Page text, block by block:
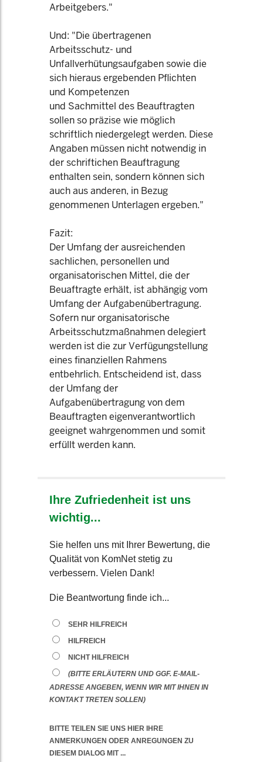
Arbeitgebers."
Und: "Die übertragenen
Arbeitsschutz- und
Unfallverhütungsaufgaben sowie die
sich hieraus ergebenden Pflichten
und Kompetenzen
und Sachmittel des Beauftragten
sollen so präzise wie möglich
schriftlich niedergelegt werden. Diese
Angaben müssen nicht notwendig in
der schriftichen Beauftragung
enthalten sein, sondern können sich
auch aus anderen, in Bezug
genommenen Unterlagen ergeben."
Fazit:
Der Umfang der ausreichenden
sachlichen, personellen und
organisatorischen Mittel, die der
Beuaftragte erhält, ist abhängig vom
Umfang der Aufgabenübertragung.
Sofern nur organisatorische
Arbeitsschutzmaßnahmen delegiert
werden ist die zur Verfügungstellung
eines finanziellen Rahmens
entbehrlich. Entscheidend ist, dass
der Umfang der
Aufgabenübertragung von dem
Beauftragten eigenverantwortlich
geeignet wahrgenommen und somit
erfüllt werden kann.